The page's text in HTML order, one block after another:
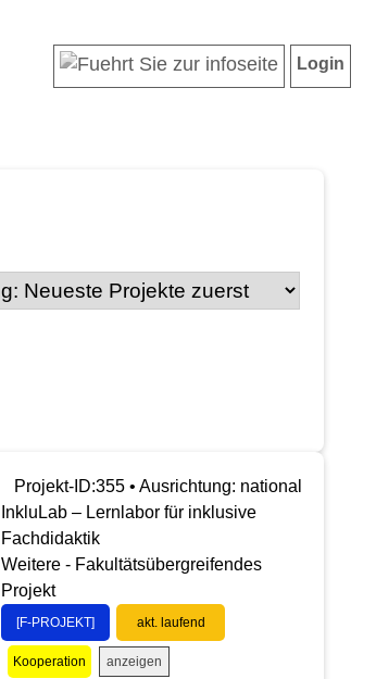
Login
Projekt-ID:355 • Ausrichtung: national
InkluLab – Lernlabor für inklusive
Fachdidaktik
Weitere - Fakultätsübergreifendes
Projekt
[F-PROJEKT] akt. laufend
Kooperation anzeigen